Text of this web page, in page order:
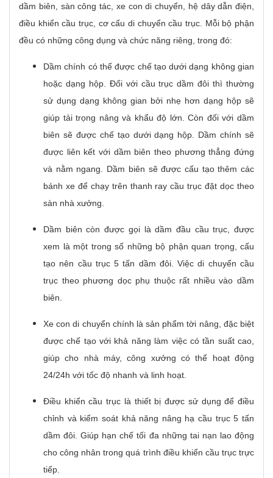
dầm biên, sàn công tác, xe con di chuyển, hệ dây dẫn điện,
điều khiển cầu trục, cơ cấu di chuyển cầu trục. Mỗi bộ phận
đều có những công dụng và chức năng riêng, trong đó:
Dầm chính có thể được chế tạo dưới dạng không gian
hoặc dạng hộp. Đối với cầu trục dầm đôi thì thường
sử dụng dạng không gian bởi nhẹ hơn dạng hộp sẽ
giúp tải trọng nâng và khẩu độ lớn. Còn đối với dầm
biên sẽ được chế tạo dưới dạng hộp. Dầm chính sẽ
được liên kết với dầm biên theo phương thẳng đứng
và nằm ngang. Dầm biên sẽ được cấu tạo thêm các
bánh xe để chạy trên thanh ray cầu trục đặt dọc theo
sàn nhà xưởng.
Dầm biên còn được gọi là dầm đầu cầu trục, được
xem là một trong số những bộ phận quan trọng, cấu
tạo nên cầu trục 5 tấn dầm đôi. Việc di chuyển cầu
trục theo phương dọc phụ thuộc rất nhiều vào dầm
biên.
Xe con di chuyển chính là sản phẩm tời nâng, đặc biệt
được chế tạo với khả năng làm việc có tần suất cao,
giúp cho nhà máy, công xưởng có thể hoạt động
24/24h với tốc độ nhanh và linh hoạt.
Điều khiển cầu trục là thiết bị được sử dụng để điều
chỉnh và kiểm soát khả năng nâng hạ cầu trục 5 tấn
dầm đôi. Giúp hạn chế tối đa những tai nạn lao động
cho công nhân trong quá trình điều khiển cầu trục trực
tiếp.